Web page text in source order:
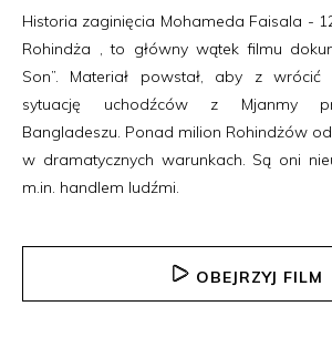
Historia zaginięcia Mohameda Faisala -
Rohindża , to główny wątek filmu
Son”. Materiał powstał, aby z
sytuację uchodźców z Mjanmy
Bangladeszu. Ponad milion Rohindżów
w dramatycznych warunkach. Są oni
m.in. handlem ludźmi.
OBEJRZYJ FILM